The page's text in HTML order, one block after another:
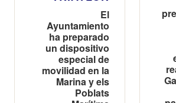
El
Ayuntamiento
ha preparado
un dispositivo
especial de
movilidad en la
Marina y els
Poblats